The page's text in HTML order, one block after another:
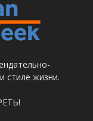
стиле жизни.